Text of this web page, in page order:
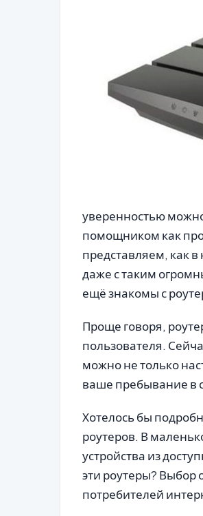
уверенностью
помощником как
представляем, как
даже с таким
ещё знакомы с
Проще говоря,
пользователя.
можно не только
ваше пребывание в
Хотелось бы
роутеров. В
устройства из
эти роутеры? Выбор
потребителей